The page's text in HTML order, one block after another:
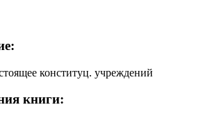
конституц. учреждений
книги: